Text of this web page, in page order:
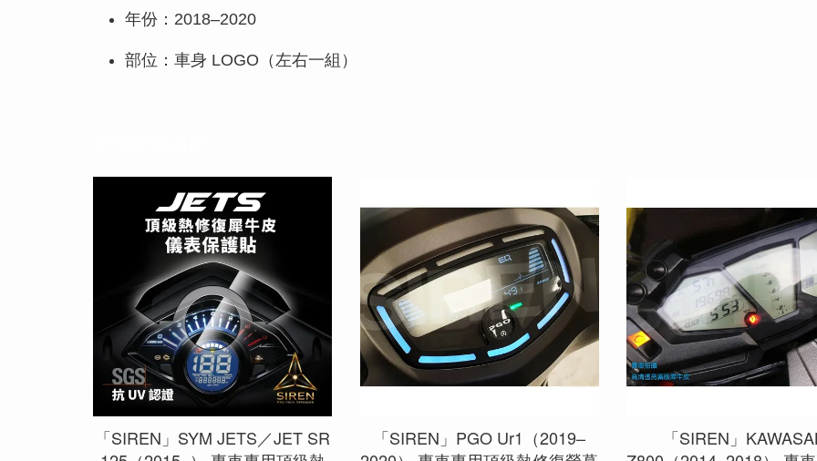
年份：2018–2020
部位：車身 LOGO（左右一組）
「SIREN」SYM JETS／JET SR
「SIREN」PGO Ur1（2019–
「SIREN」